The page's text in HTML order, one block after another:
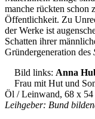
Harald
manche rückten schon
Öffentlichkeit. Zu
der Werke ist
Schatten ihrer
Gründergeneration des
Bild links: Anna
Frau mit Hut und
Öl / Leinwand, 68 x 54
Leihgeber: Bund